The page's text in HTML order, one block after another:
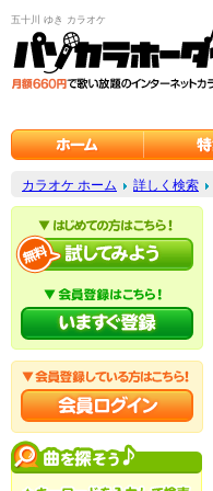
五十川 ゆき カラオケ
カラオケ ホーム 詳しく検索